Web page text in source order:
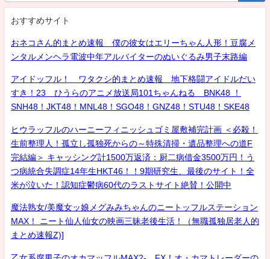
おすすめサイト
おネコさん的まとめ速報 僕の彼女はエリーちゃん人形！豆腐メ
ンタルメンヘラ電波中年アルバイターのぬいぐるみ男子末路編
アイドッフル！ ワタクシ的まとめ速報 地下格闘アイドルだい
すき！23 ひうらのアニメ放送局101ちゃんねる BNK48 ！
SNH48！JKT48！MNL48！SGO48！GNZ48！STU48！SKE48
ヒウラッフルのハーニーフィニッシュゴミ屋敷補完計画 ＜必殺！
生前整理人！孤立し孤独死からの～特殊清掃・遺品整理への道F
完結編＞ キャッシング計1500万返済：厨二病借金3500万円！う
つ病統合失調症14年生HKT46！！9期研究生、最後のサイト！全
米が泣いた！認知症鬱病60代のラストサイト絶賛！公開中
魔法熟女/美魔女ッ娘メグみみちゃんのニートッフルステーション
MAX！ ニート仙人仙女の映画三昧老後生活！（無職孤独居老人的
まとめ速報Z)]